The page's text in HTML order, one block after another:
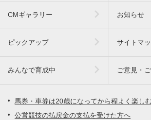
CMギャラリー お知らせ
ピックアップ サイトマ
みんなで育成中 ご意見・
馬券・車券は20歳になってから程よく楽し
公営競技の払戻金の支払を受けた方へ